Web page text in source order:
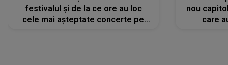
festivalul și de la ce ore au loc
cele mai așteptate concerte pe
nou
care